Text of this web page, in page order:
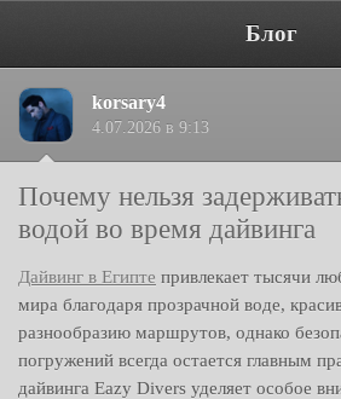
Блог
korsary4
4.07.2026 в 9:13
Почему нельзя
водой во время дайвинга
Дайвинг в Египте привлекает тысячи
мира благодаря прозрачной воде,
разнообразию маршрутов, однако
погружений всегда остается главным
дайвинга Eazy Divers уделяет особое